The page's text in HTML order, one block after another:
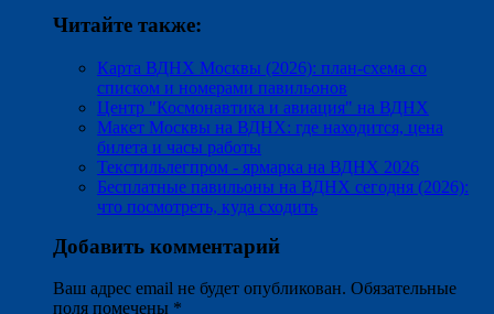
Читайте также:
Карта ВДНХ Москвы (2026): план-схема со
списком и номерами павильонов
Центр "Космонавтика и авиация" на ВДНХ
Макет Москвы на ВДНХ: где находится, цена
билета и часы работы
Текстильлегпром - ярмарка на ВДНХ 2026
Бесплатные павильоны на ВДНХ сегодня (2026):
что посмотреть, куда сходить
Добавить комментарий
Ваш адрес email не будет опубликован. Обязательные
поля помечены *